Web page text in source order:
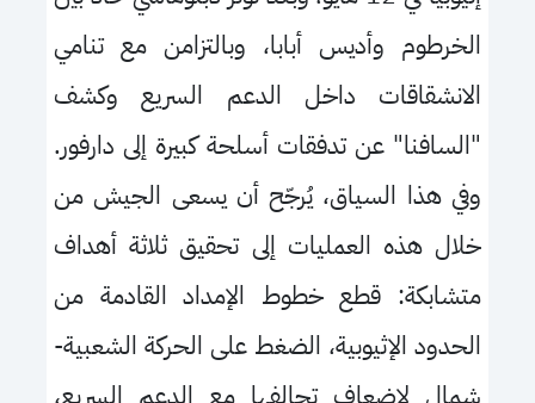
الخرطوم وأديس أبابا، وبالتزامن مع تنامي
الانشقاقات داخل الدعم السريع وكشف
"السافنا" عن تدفقات أسلحة كبيرة إلى دارفور.
وفي هذا السياق، يُرجّح أن يسعى الجيش من
خلال هذه العمليات إلى تحقيق ثلاثة أهداف
متشابكة: قطع خطوط الإمداد القادمة من
الحدود الإثيوبية، الضغط على الحركة الشعبية-